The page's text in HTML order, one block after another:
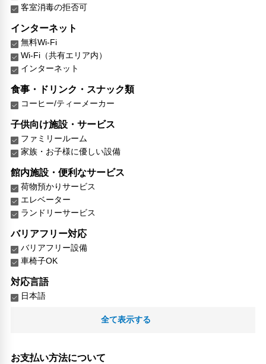
客室消毒の拒否可
インターネット
無料Wi-Fi
Wi-Fi（共有エリア内）
インターネット
食事・ドリンク・スナック類
コーヒー/ティーメーカー
子供向け施設・サービス
ファミリールーム
家族・お子様に優しい設備
館内施設・便利なサービス
荷物預かりサービス
エレベーター
ランドリーサービス
バリアフリー対応
バリアフリー設備
車椅子OK
対応言語
日本語
トイレタリー
全て表示する
お支払い方法について